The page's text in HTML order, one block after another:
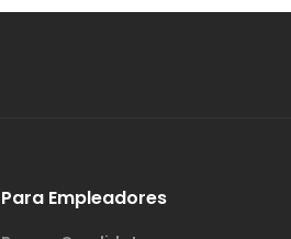
Para Empleadores